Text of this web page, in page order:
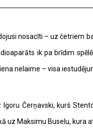
nosacīti – uz četriem
ik pa brīdim
nelaime – visa
Čerņavski, kurš
uz Maksimu Buselu, kura